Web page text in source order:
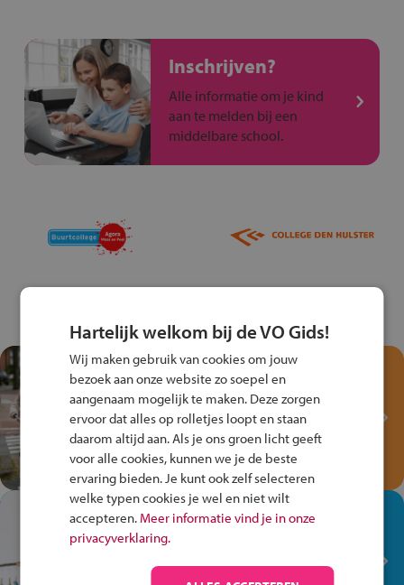
Inschrijven?
Alle informatie om je kind
aan te melden bij een
middelbare school.
Test je kennis met het
Fiets Veilig
Verkeersspel!
Speel het Fiets Veilig Verkeersspel
en win een Cortina-fiets!
In de winkel ben je op je
plek!
Ontdek via het vmbo jouw talent
Hartelijk welkom bij de VO Gids!
Wij maken gebruik van cookies om jouw
bezoek aan onze website zo soepel en
aangenaam mogelijk te maken. Deze zorgen
ervoor dat alles op rolletjes loopt en staan
daarom altijd aan. Als je ons groen licht geeft
voor alle cookies, kunnen we je de beste
ervaring bieden. Je kunt ook zelf selecteren
welke typen cookies je wel en niet wilt
accepteren. Meer informatie vind je in onze
privacyverklaring.